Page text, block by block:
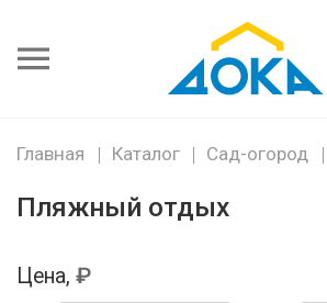
пароль
Главная Каталог Сад-огород
Пляжный отдых
Цена,